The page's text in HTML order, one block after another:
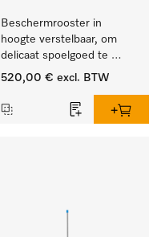
Beschermrooster in
hoogte verstelbaar, om
delicaat spoelgoed te
fixeren
520,00 € excl. BTW